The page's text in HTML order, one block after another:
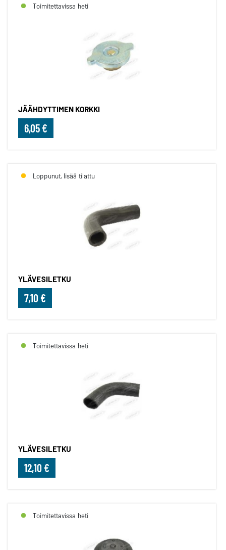
Toimitettavissa heti
JÄÄHDYTTIMEN KORKKI
6,05 €
Loppunut, lisää tilattu
YLÄVESILETKU
7,10 €
Toimitettavissa heti
YLÄVESILETKU
12,10 €
Toimitettavissa heti